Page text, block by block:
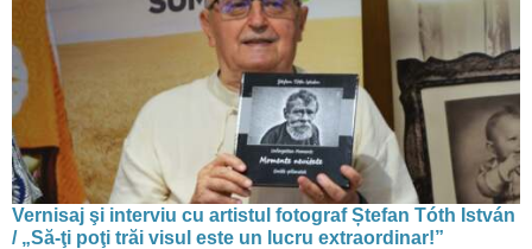
Vernisaj şi interviu cu artistul fotograf Ștefan Tóth István
/ „Să-ţi poţi trăi visul este un lucru extraordinar!”